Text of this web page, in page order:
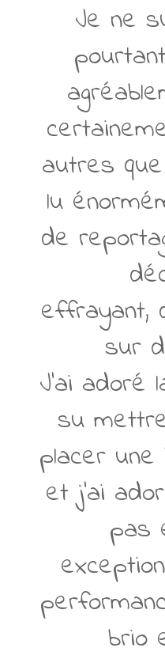
Je ne
autres
lu
de
effrayant,
sur
J'ai adoré
su
placer
et j'ai
pas
brio